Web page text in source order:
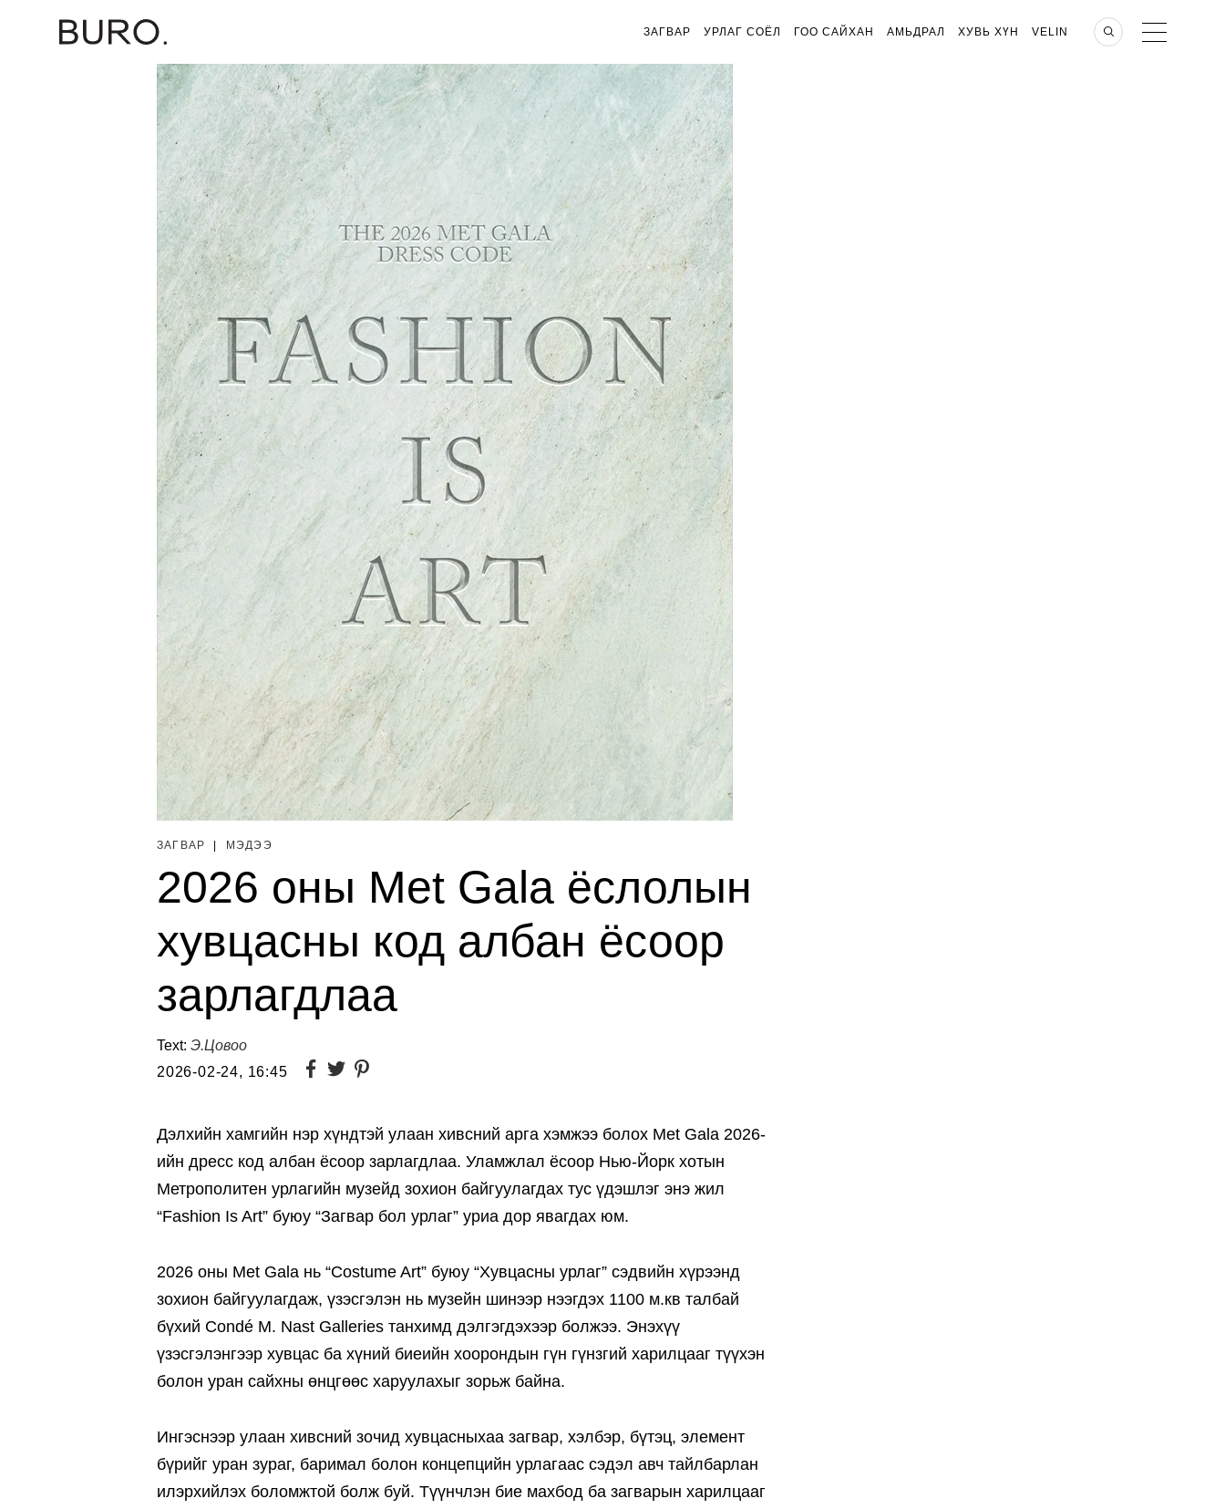
ЗАГВАР УРЛАГ СОЁЛ ГОО САЙХАН АМЬДРАЛ ХУВЬ ХҮН VELIN
ЗАГВАР МЭДЭЭ
2026 оны Met Gala ёслолын
хувцасны код албан ёсоор
зарлагдлаа
Text: Э.Цовоо
2026-02-24, 16:45
Дэлхийн хамгийн нэр хүндтэй улаан хивсний арга хэмжээ болох Met Gala 2026-
ийн дресс код албан ёсоор зарлагдлаа. Уламжлал ёсоор Нью-Йорк хотын
Метрополитен урлагийн музейд зохион байгуулагдах тус үдэшлэг энэ жил
“Fashion Is Art” буюу “Загвар бол урлаг” уриа дор явагдах юм.
2026 оны Met Gala нь “Costume Art” буюу “Хувцасны урлаг” сэдвийн хүрээнд
зохион байгуулагдаж, үзэсгэлэн нь музейн шинээр нээгдэх 1100 м.кв талбай
бүхий Condé M. Nast Galleries танхимд дэлгэгдэхээр болжээ. Энэхүү
үзэсгэлэнгээр хувцас ба хүний биеийн хоорондын гүн гүнзгий харилцааг түүхэн
болон уран сайхны өнцгөөс харуулахыг зорьж байна.
Ингэснээр улаан хивсний зочид хувцасныхаа загвар, хэлбэр, бүтэц, элемент
бүрийг уран зураг, баримал болон концепцийн урлагаас сэдэл авч тайлбарлан
илэрхийлэх боломжтой болж буй. Түүнчлэн бие махбод ба загварын харилцааг